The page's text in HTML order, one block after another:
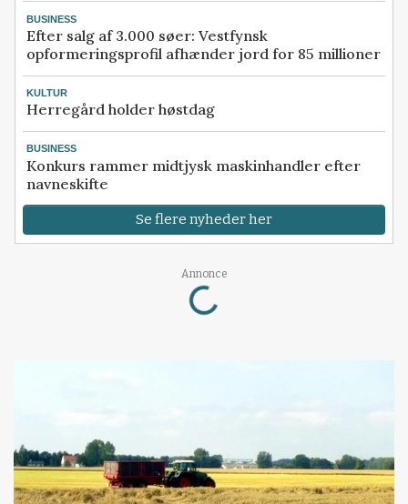
BUSINESS
Efter salg af 3.000 søer: Vestfynsk
opformeringsprofil afhænder jord for 85 millioner
KULTUR
Herregård holder høstdag
BUSINESS
Konkurs rammer midtjysk maskinhandler efter
navneskifte
Se flere nyheder her
Annonce
Loading...